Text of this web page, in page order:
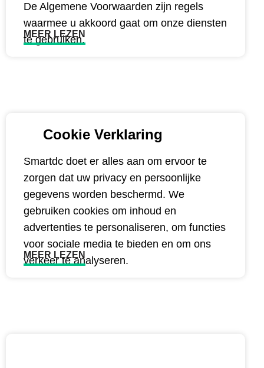
De Algemene Voorwaarden zijn regels
waarmee u akkoord gaat om onze diensten
te gebruiken.
MEER LEZEN
Cookie Verklaring
Smartdc doet er alles aan om ervoor te
zorgen dat uw privacy en persoonlijke
gegevens worden beschermd. We
gebruiken cookies om inhoud en
advertenties te personaliseren, om functies
voor sociale media te bieden en om ons
verkeer te analyseren.
MEER LEZEN